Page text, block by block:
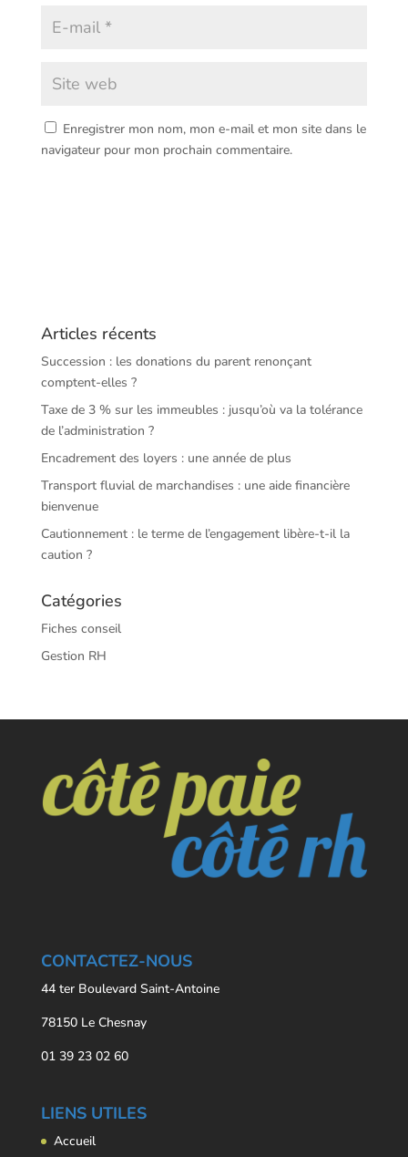
Enregistrer mon nom, mon e-mail et mon site dans le
navigateur pour mon prochain commentaire.
Articles récents
Succession : les donations du parent renonçant
comptent-elles ?
Taxe de 3 % sur les immeubles : jusqu’où va la tolérance
de l’administration ?
Encadrement des loyers : une année de plus
Transport fluvial de marchandises : une aide financière
bienvenue
Cautionnement : le terme de l’engagement libère-t-il la
caution ?
Catégories
Fiches conseil
Gestion RH
CONTACTEZ-NOUS
44 ter Boulevard Saint-Antoine
78150 Le Chesnay
01 39 23 02 60
LIENS UTILES
Accueil